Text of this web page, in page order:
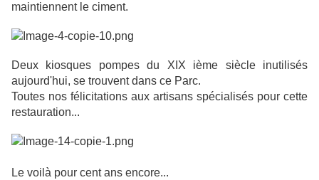
maintiennent le ciment.
Deux kiosques pompes du XIX ième siècle
inutilisés
aujourd'hui, se trouvent dans ce Parc.
Toutes nos félicitations aux artisans spécialisés pour cette
restauration...
Le voilà pour cent ans encore...